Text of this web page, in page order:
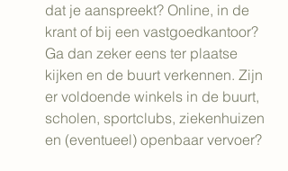
dat je aanspreekt? Online, in de
krant of bij een vastgoedkantoor?
Ga dan zeker eens ter plaatse
kijken en de buurt verkennen. Zijn
er voldoende winkels in de buurt,
scholen, sportclubs, ziekenhuizen
en (eventueel) openbaar vervoer?